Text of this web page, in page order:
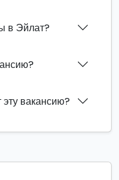
в Эйлат?
вакансию?